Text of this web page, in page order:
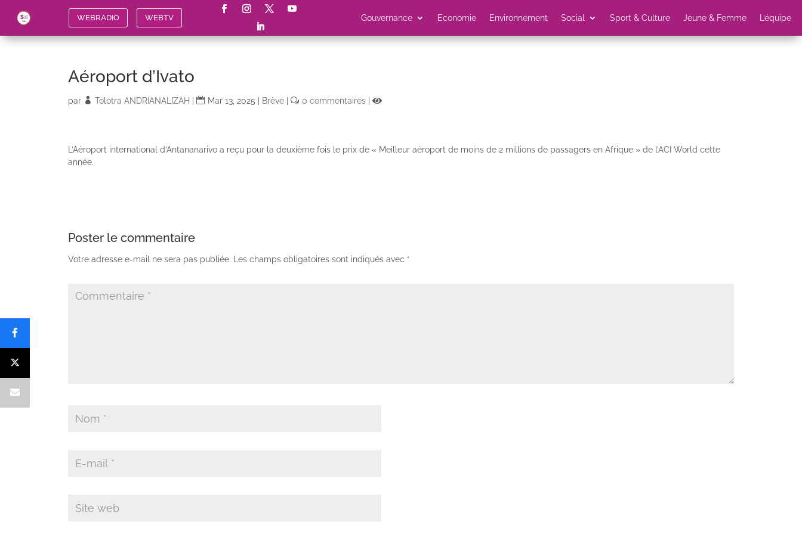
WEBRADIO WEBTV Gouvernance Economie Environnement Social Sport & Culture Jeune & Femme L’équipe
Aéroport d’Ivato
par Tolotra ANDRIANALIZAH Mar 13, 2025 Brève 0 commentaires
L’Aéroport international d’Antananarivo a reçu pour la deuxième fois le prix de « Meilleur aéroport de moins de 2 millions de passagers en Afrique » de l’ACI World cette
année.
Poster le commentaire
Votre adresse e-mail ne sera pas publiée. Les champs obligatoires sont indiqués avec *